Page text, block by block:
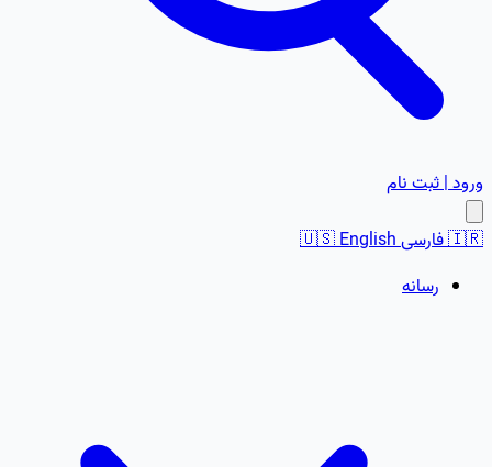
ورود | ثبت نام
🇮🇷فارسی 🇺🇸English
رسانه